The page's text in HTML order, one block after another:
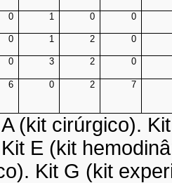
0 1 0 0
0 1 2 0
0 3 2 0
6 0 2 7
(kit cirúrgico).
Kit E (kit
Kit G (kit